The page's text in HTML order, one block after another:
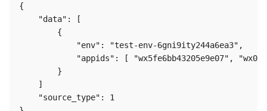
{
    "data": [
        {
            "env": "test-env-6gni9ity244a6ea3",
"appids": [ "wx5fe6bb43205e9e07",
        }
    ]
    "source_type": 1